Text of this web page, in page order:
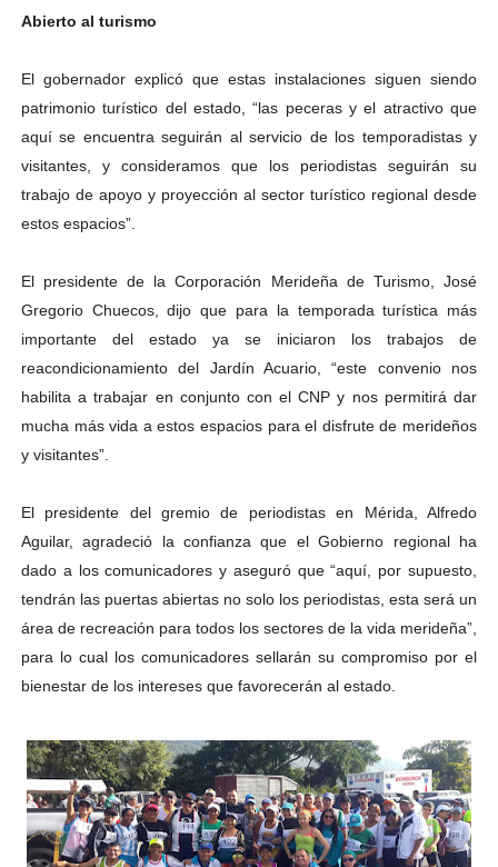
Abierto al turismo
El gobernador explicó que estas instalaciones siguen siendo
patrimonio turístico del estado, “las peceras y el atractivo que
aquí se encuentra seguirán al servicio de los temporadistas y
visitantes, y consideramos que los periodistas seguirán su
trabajo de apoyo y proyección al sector turístico regional desde
estos espacios”.
El presidente de la Corporación Merideña de Turismo, José
Gregorio Chuecos, dijo que para la temporada turística más
importante del estado ya se iniciaron los trabajos de
reacondicionamiento del Jardín Acuario, “este convenio nos
habilita a trabajar en conjunto con el CNP y nos permitirá dar
mucha más vida a estos espacios para el disfrute de merideños
y visitantes”.
El presidente del gremio de periodistas en Mérida, Alfredo
Aguilar, agradeció la confianza que el Gobierno regional ha
dado a los comunicadores y aseguró que “aquí, por supuesto,
tendrán las puertas abiertas no solo los periodistas, esta será un
área de recreación para todos los sectores de la vida merideña”,
para lo cual los comunicadores sellarán su compromiso por el
bienestar de los intereses que favorecerán al estado.